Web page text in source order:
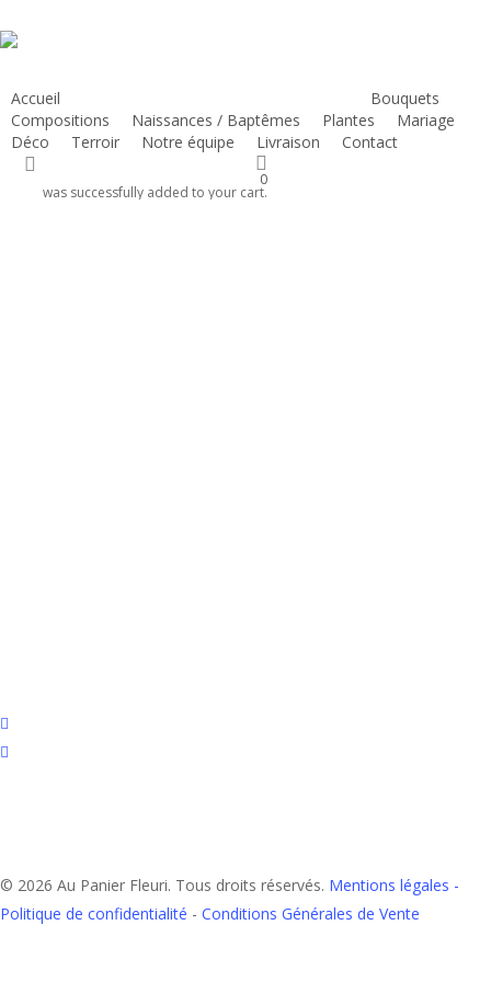
to
content
Accueil
Bouquets
Compositions
Naissances / Baptêmes Plantes
Mariage
Déco
Terroir Notre équipe Livraison Contact
0
was successfully added to your cart.
deuil
facebook
instagram
© 2026 Au Panier Fleuri. Tous droits réservés. Mentions légales -
Politique de confidentialité - Conditions Générales de Vente